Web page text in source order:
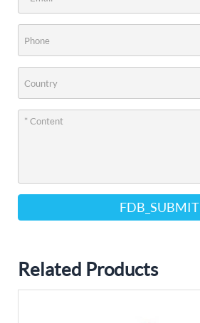
FDB_SUBMIT
Related Products